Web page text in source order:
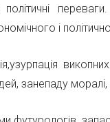
політичні
і
занепаду